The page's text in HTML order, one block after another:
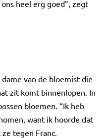
heel erg goed”, zegt
van de bloemist die
zit komt binnenlopen. In
bloemen. “Ik heb
want ik hoorde dat
tegen Franc.